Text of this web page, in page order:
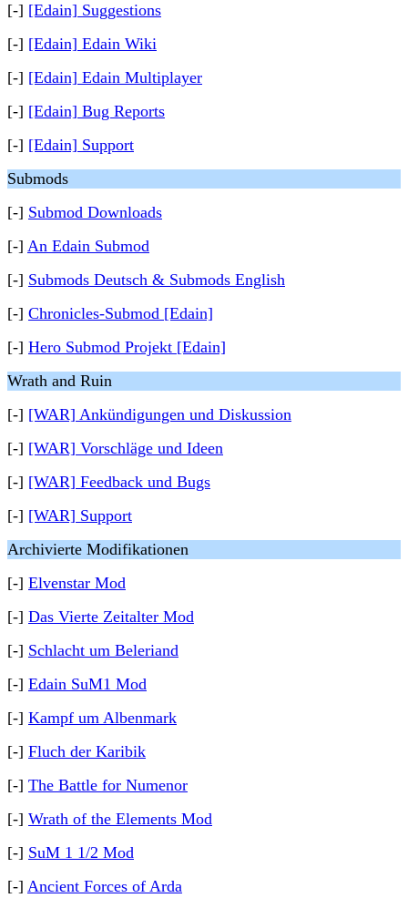
[-] [Edain] Suggestions
[-] [Edain] Edain Wiki
[-] [Edain] Edain Multiplayer
[-] [Edain] Bug Reports
[-] [Edain] Support
Submods
[-] Submod Downloads
[-] An Edain Submod
[-] Submods Deutsch & Submods English
[-] Chronicles-Submod [Edain]
[-] Hero Submod Projekt [Edain]
Wrath and Ruin
[-] [WAR] Ankündigungen und Diskussion
[-] [WAR] Vorschläge und Ideen
[-] [WAR] Feedback und Bugs
[-] [WAR] Support
Archivierte Modifikationen
[-] Elvenstar Mod
[-] Das Vierte Zeitalter Mod
[-] Schlacht um Beleriand
[-] Edain SuM1 Mod
[-] Kampf um Albenmark
[-] Fluch der Karibik
[-] The Battle for Numenor
[-] Wrath of the Elements Mod
[-] SuM 1 1/2 Mod
[-] Ancient Forces of Arda